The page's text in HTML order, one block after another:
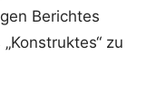
Berichtes
zu